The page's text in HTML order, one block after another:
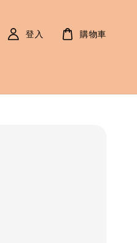
登入 購物車